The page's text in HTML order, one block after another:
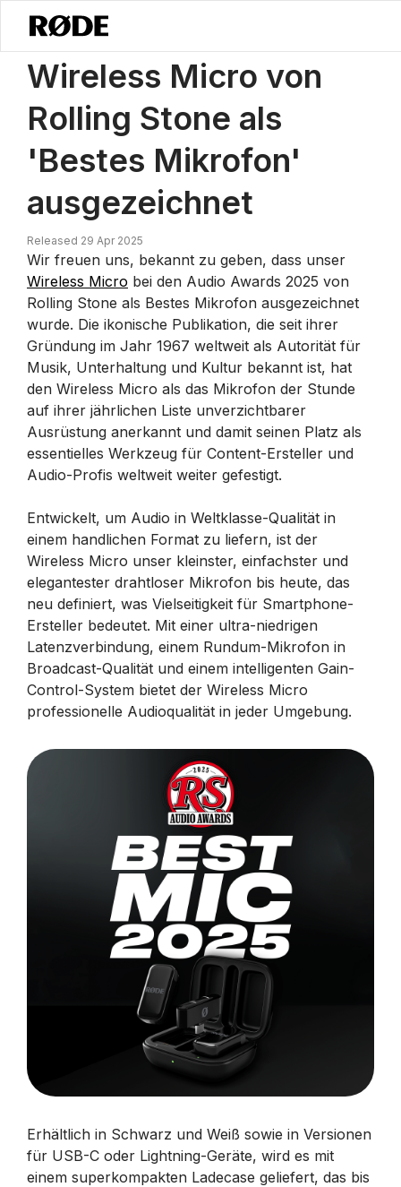
Nachrichten / Wireless Micro Gewinnt Den Preis Für Das ‚Beste
Wireless Micro von
Rolling Stone als
'Bestes Mikrofon'
ausgezeichnet
Released 29 Apr 2025
Wir freuen uns, bekannt zu geben, dass unser
Wireless Micro bei den Audio Awards 2025 von
Rolling Stone als Bestes Mikrofon ausgezeichnet
wurde. Die ikonische Publikation, die seit ihrer
Gründung im Jahr 1967 weltweit als Autorität für
Musik, Unterhaltung und Kultur bekannt ist, hat
den Wireless Micro als das Mikrofon der Stunde
auf ihrer jährlichen Liste unverzichtbarer
Ausrüstung anerkannt und damit seinen Platz als
essentielles Werkzeug für Content-Ersteller und
Audio-Profis weltweit weiter gefestigt.
Entwickelt, um Audio in Weltklasse-Qualität in
einem handlichen Format zu liefern, ist der
Wireless Micro unser kleinster, einfachster und
elegantester drahtloser Mikrofon bis heute, das
neu definiert, was Vielseitigkeit für Smartphone-
Ersteller bedeutet. Mit einer ultra-niedrigen
Latenzverbindung, einem Rundum-Mikrofon in
Broadcast-Qualität und einem intelligenten Gain-
Control-System bietet der Wireless Micro
professionelle Audioqualität in jeder Umgebung.
Erhältlich in Schwarz und Weiß sowie in Versionen
für USB-C oder Lightning-Geräte, wird es mit
einem superkompakten Ladecase geliefert, das bis